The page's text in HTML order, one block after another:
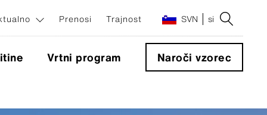
Prenosi Trajnost SVN si
Vrtni program Naroči vzorec